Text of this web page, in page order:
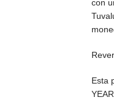
con
Esta